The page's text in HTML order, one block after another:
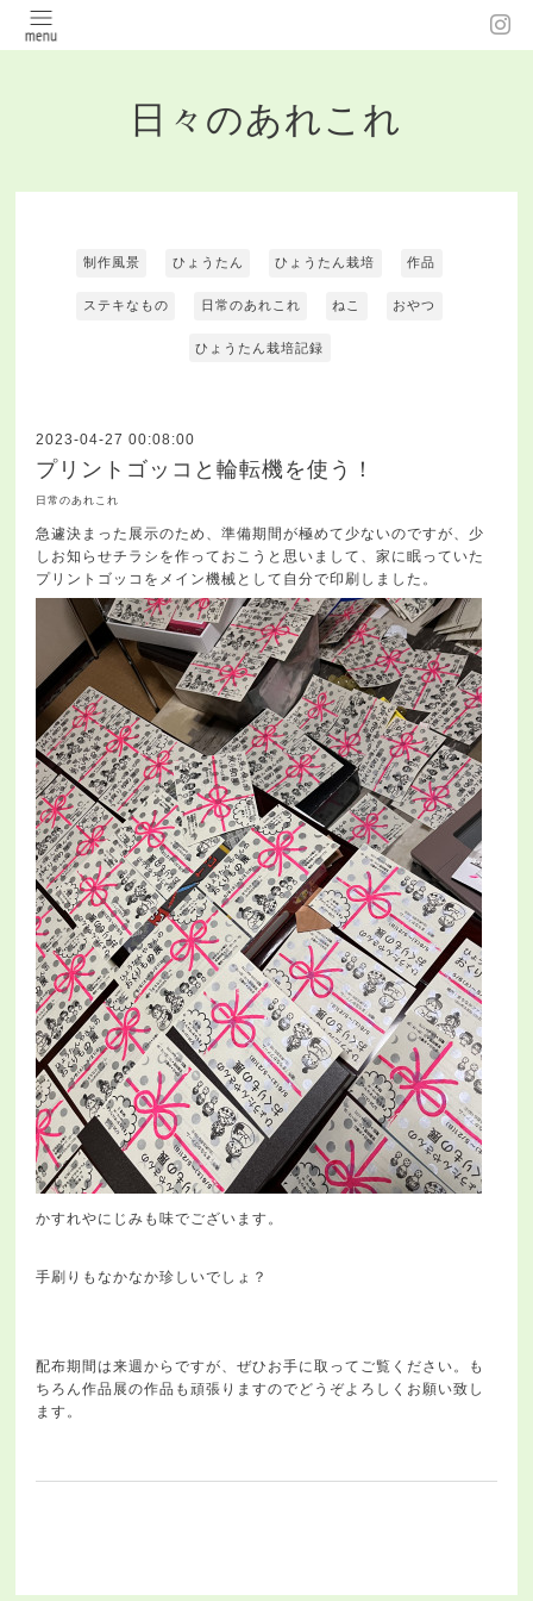
日々のあれこれ
制作風景 ひょうたん ひょうたん栽培 作品
ステキなもの 日常のあれこれ ねこ おやつ
ひょうたん栽培記録
2023-04-27 00:08:00
プリントゴッコと輪転機を使う！
日常のあれこれ
急遽決まった展示のため、準備期間が極めて少ないのですが、少
しお知らせチラシを作っておこうと思いまして、家に眠っていた
プリントゴッコをメイン機械として自分で印刷しました。
かすれやにじみも味でございます。
手刷りもなかなか珍しいでしょ？
配布期間は来週からですが、ぜひお手に取ってご覧ください。も
ちろん作品展の作品も頑張りますのでどうぞよろしくお願い致し
ます。